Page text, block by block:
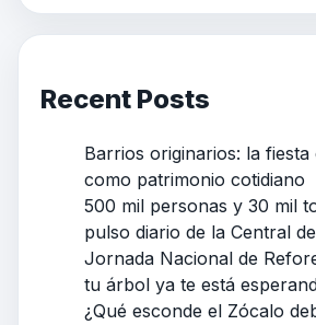
Recent Posts
Barrios originarios: la
como patrimonio cotidiano
500 mil personas y 30 mil
pulso diario de la Central
Jornada Nacional de
tu árbol ya te está
¿Qué esconde el Zócalo